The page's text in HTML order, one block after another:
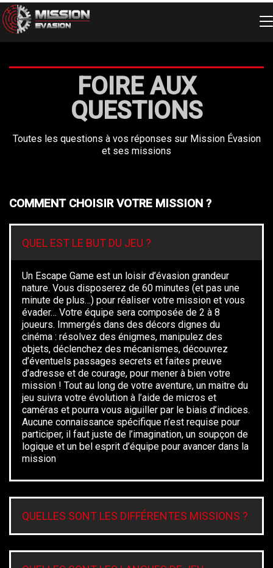
Skip
to
content
FOIRE AUX
QUESTIONS
Toutes les questions à vos réponses sur Mission Évasion
et ses missions
COMMENT CHOISIR VOTRE MISSION ?
QUEL EST LE BUT DU JEU ?
Un Escape Game est un loisir d’évasion grandeur
nature. Vous disposerez de 60 minutes (et pas une
minute de plus…) pour réaliser votre mission et vous
évader… Votre équipe sera composée de 2 à 8
joueurs. Immergés dans des décors dignes du
cinéma : résolvez des énigmes, manipulez des
objets, déclenchez des mécanismes, découvrez
d’éventuels passages secrets et faites preuve
d’adresse et de courage, pour mener à bien votre
mission ! Tout au long de votre aventure, un maitre du
jeu suivra votre évolution à l’aide de micros et
caméras et pourra vous aiguiller par le biais d’indices.
Aucune connaissance spécifique n’est requise pour
participer, il faut juste de l’imagination, un soupçon de
logique et un bel esprit d’équipe pour avancer dans la
mission
QUELLES SONT LES DIFFÉRENTES MISSIONS ?